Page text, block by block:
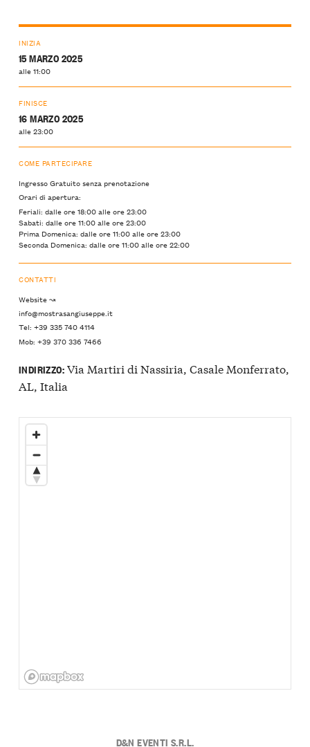
INIZIA
15 MARZO 2025
alle 11:00
FINISCE
16 MARZO 2025
alle 23:00
COME PARTECIPARE
Ingresso Gratuito senza prenotazione
Orari di apertura:
Feriali: dalle ore 18:00 alle ore 23:00
Sabati: dalle ore 11:00 alle ore 23:00
Prima Domenica: dalle ore 11:00 alle ore 23:00
Seconda Domenica: dalle ore 11:00 alle ore 22:00
CONTATTI
Website ↝
info@mostrasangiuseppe.it
Tel: +39 335 740 4114
Mob: +39 370 336 7466
INDIRIZZO:Via Martiri di Nassiria, Casale Monferrato,
AL, Italia
D&N EVENTI S.R.L.